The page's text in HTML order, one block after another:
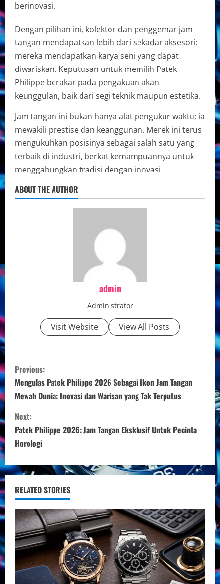
berinovasi.
Dengan pilihan ini, kolektor dan penggemar jam
tangan mendapatkan lebih dari sekadar aksesori;
mereka mendapatkan karya seni yang dapat
diwariskan. Keputusan untuk memilih Patek
Philippe berakar pada pengakuan akan
keunggulan, baik dari segi teknik maupun estetika.
Jam tangan ini bukan hanya alat pengukur waktu; ia
mewakili prestise dan keanggunan. Merek ini terus
mengukuhkan posisinya sebagai salah satu yang
terbaik di industri, berkat kemampuannya untuk
menggabungkan tradisi dengan inovasi.
ABOUT THE AUTHOR
admin
Administrator
Visit Website View All Posts
C
o
n
t
i
n
u
e
R
e
a
Previous:
Mengulas Patek Philippe 2026 Sebagai Ikon Jam Tangan
Mewah Dunia: Inovasi dan Warisan yang Tak Terputus
Next:
Patek Philippe 2026: Jam Tangan Eksklusif Untuk Pecinta
Horologi
RELATED STORIES